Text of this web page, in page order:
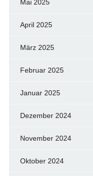
Mai 2025
April 2025
März 2025
Februar 2025
Januar 2025
Dezember 2024
November 2024
Oktober 2024